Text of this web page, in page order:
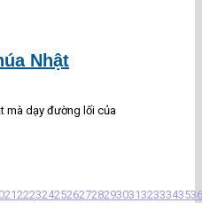
Nhật
mà dạy đường lối của
21222324252627282930313233343536